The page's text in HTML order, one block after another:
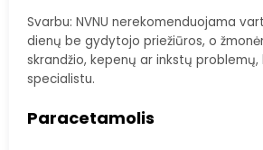
Svarbu: NVNU nerekomenduojama
dienų be gydytojo priežiūros, o
skrandžio, kepenų ar inkstų
specialistu.
Paracetamolis